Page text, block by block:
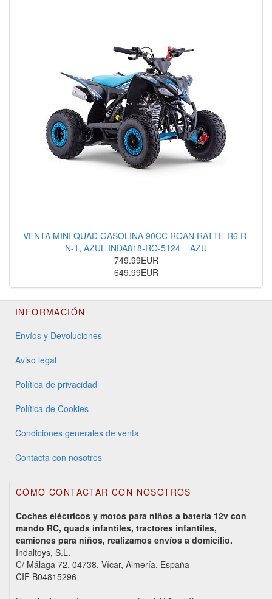
VENTA MINI QUAD GASOLINA 90CC ROAN RATTE-R6 R-
N-1, AZUL INDA818-RO-5124__AZU
749.99EUR
649.99EUR
INFORMACIÓN
Envíos y Devoluciones
Aviso legal
Política de privacidad
Política de Cookies
Condiciones generales de venta
Contacta con nosotros
CÓMO CONTACTAR CON NOSOTROS
Coches eléctricos y motos para niños a batería 12v con
mando RC, quads infantiles, tractores infantiles,
camiones para niños, realizamos envíos a domicilio.
Indaltoys, S.L.
C/ Málaga 72, 04738, Vícar, Almería, España
CIF B04815296